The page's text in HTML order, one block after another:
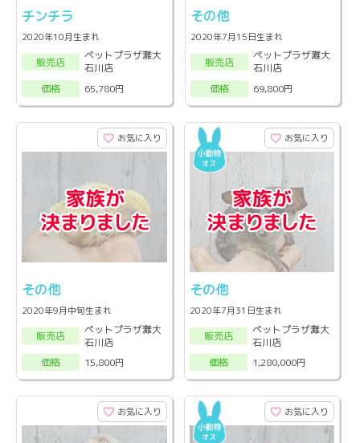
チンチラ
2020年10月生まれ
販売店
ペットプラザ灘大
石川店
価格
65,780円
その他
2020年7月15日生まれ
販売店
ペットプラザ灘大
石川店
価格
69,800円
お気に入り
その他
2020年9月中旬生まれ
販売店
ペットプラザ灘大
石川店
価格
15,800円
お気に入り
その他
2020年7月31日生まれ
販売店
ペットプラザ灘大
石川店
価格
1,280,000円
お気に入り お気に入り